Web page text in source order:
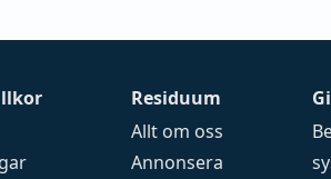
Residuum
Allt om oss
Annonsera